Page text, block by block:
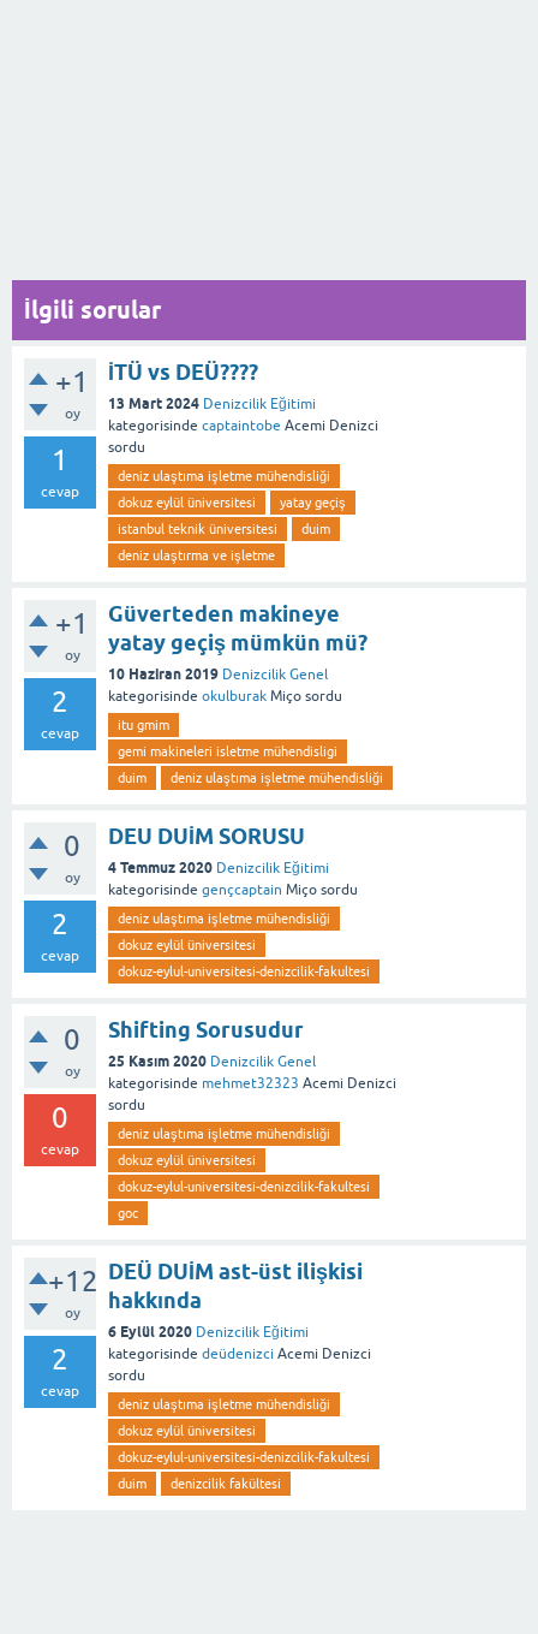
İlgili sorular
+1
oy
1
cevap
İTÜ vs DEÜ????
13 Mart 2024 Denizcilik Eğitimi
kategorisinde captaintobe Acemi Denizci
sordu
deniz ulaştıma işletme mühendisliği
dokuz eylül üniversitesi
yatay geçiş
istanbul teknik üniversitesi
duim
deniz ulaştırma ve işletme
+1
oy
2
cevap
Güverteden makineye
yatay geçiş mümkün mü?
10 Haziran 2019 Denizcilik Genel
kategorisinde okulburak Miço sordu
itu gmim
gemi makineleri isletme mühendisligi
duim
deniz ulaştıma işletme mühendisliği
0
oy
2
cevap
DEU DUİM SORUSU
4 Temmuz 2020 Denizcilik Eğitimi
kategorisinde gençcaptain Miço sordu
deniz ulaştıma işletme mühendisliği
dokuz eylül üniversitesi
dokuz-eylul-universitesi-denizcilik-fakultesi
0
oy
0
cevap
Shifting Sorusudur
25 Kasım 2020 Denizcilik Genel
kategorisinde mehmet32323 Acemi Denizci
sordu
deniz ulaştıma işletme mühendisliği
dokuz eylül üniversitesi
dokuz-eylul-universitesi-denizcilik-fakultesi
goc
+12
oy
2
cevap
DEÜ DUİM ast-üst ilişkisi
hakkında
6 Eylül 2020 Denizcilik Eğitimi
kategorisinde deüdenizci Acemi Denizci
sordu
deniz ulaştıma işletme mühendisliği
dokuz eylül üniversitesi
dokuz-eylul-universitesi-denizcilik-fakultesi
duim
denizcilik fakültesi